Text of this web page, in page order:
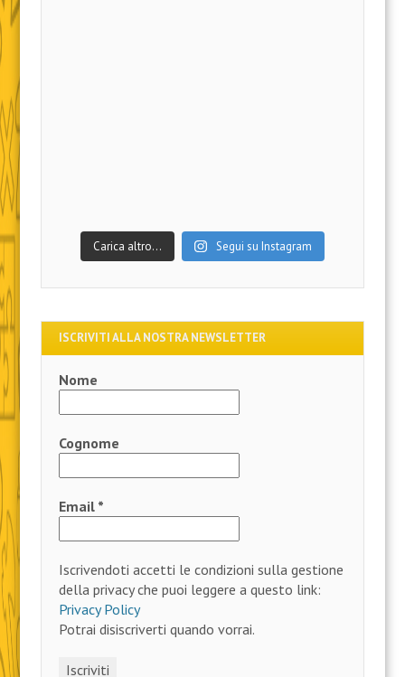
Carica altro… Segui su Instagram
ISCRIVITI ALLA NOSTRA NEWSLETTER
Nome
Cognome
Email *
Iscrivendoti accetti le condizioni sulla gestione
della privacy che puoi leggere a questo link:
Privacy Policy
Potrai disiscriverti quando vorrai.